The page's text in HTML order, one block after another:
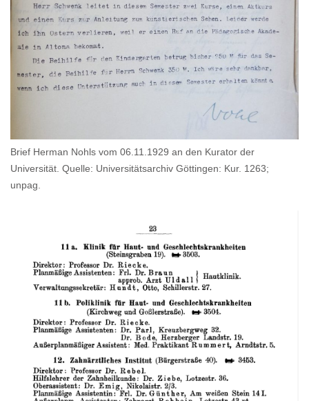
Brief Herman Nohls vom 06.11.1929 an den Kurator der
Universität. Quelle: Universitätsarchiv Göttingen: Kur. 1263;
unpag.